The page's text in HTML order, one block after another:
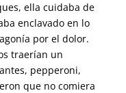
ella cuidaba de
enclavado en lo
por el dolor.
traerían un
pepperoni,
que no comiera